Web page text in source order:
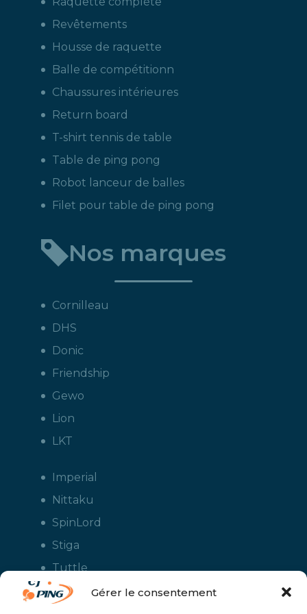
Gérer le consentement
Revêtements
Housse de raquette
Balle de compétitionn
Chaussures intérieures
Return board
T-shirt tennis de table
Table de ping pong
Robot lanceur de balles
Filet pour table de ping pong
Nos marques
Cornilleau
DHS
Donic
Friendship
Gewo
Lion
LKT
Imperial
Nittaku
SpinLord
Stiga
Tuttle
Xiom